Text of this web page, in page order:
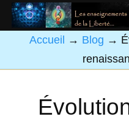
Accueil → Blog →